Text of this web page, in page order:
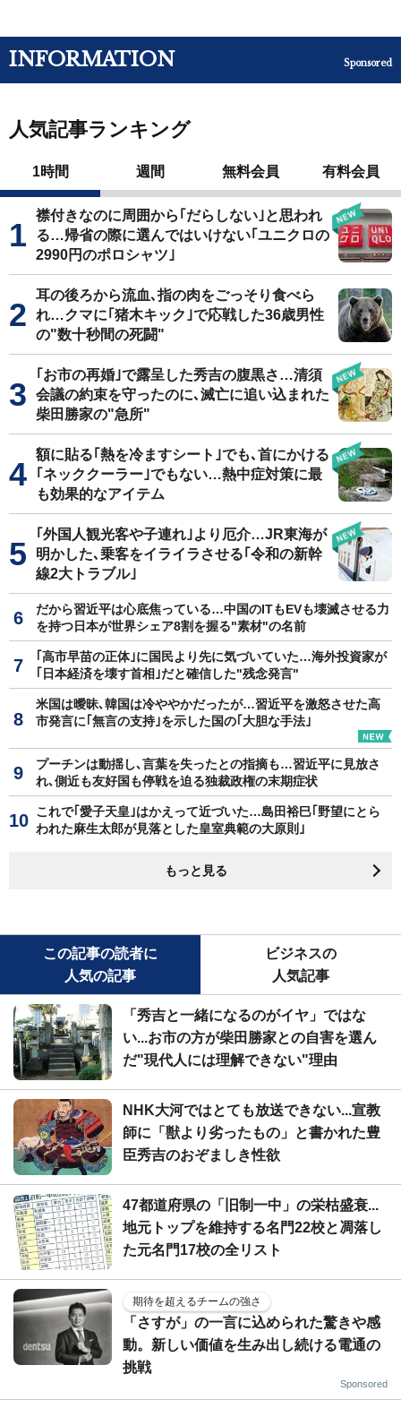
INFORMATION Sponsored
人気記事ランキング
1時間 週間 無料会員 有料会員
襟付きなのに周囲から｢だらしない｣と思われ
る…帰省の際に選んではいけない｢ユニクロの
2990円のポロシャツ｣
耳の後ろから流血､指の肉をごっそり食べら
れ…クマに｢猪木キック｣で応戦した36歳男性
の"数十秒間の死闘"
｢お市の再婚｣で露呈した秀吉の腹黒さ…清須
会議の約束を守ったのに､滅亡に追い込まれた
柴田勝家の"急所"
額に貼る｢熱を冷ますシート｣でも､首にかける
｢ネッククーラー｣でもない…熱中症対策に最
も効果的なアイテム
｢外国人観光客や子連れ｣より厄介…JR東海が
明かした､乗客をイライラさせる｢令和の新幹
線2大トラブル｣
だから習近平は心底焦っている…中国のITもEVも壊滅させる力
を持つ日本が世界シェア8割を握る"素材"の名前
｢高市早苗の正体｣に国民より先に気づいていた…海外投資家が
｢日本経済を壊す首相｣だと確信した"残念発言"
米国は曖昧､韓国は冷ややかだったが…習近平を激怒させた高
市発言に｢無言の支持｣を示した国の｢大胆な手法｣
プーチンは動揺し､言葉を失ったとの指摘も…習近平に見放さ
れ､側近も友好国も停戦を迫る独裁政権の末期症状
これで｢愛子天皇｣はかえって近づいた…島田裕巳｢野望にとら
われた麻生太郎が見落とした皇室典範の大原則｣
もっと見る
この記事の読者に
人気の記事
ビジネスの
人気記事
「秀吉と一緒になるのがイヤ」ではな
い...お市の方が柴田勝家との自害を選ん
だ"現代人には理解できない"理由
NHK大河ではとても放送できない...宣教
師に「獣より劣ったもの」と書かれた豊
臣秀吉のおぞましき性欲
47都道府県の「旧制一中」の栄枯盛衰...
地元トップを維持する名門22校と凋落し
た元名門17校の全リスト
期待を超えるチームの強さ
「さすが」の一言に込められた驚きや感
動。新しい価値を生み出し続ける電通の
挑戦
Sponsored